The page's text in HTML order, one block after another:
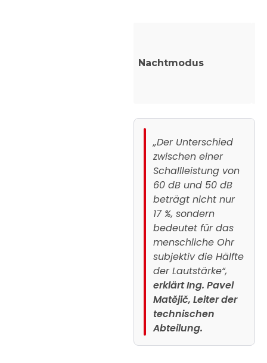
Nachtmodus
„Der Unterschied
zwischen einer
Schallleistung von
60 dB und 50 dB
beträgt nicht nur
17 %, sondern
bedeutet für das
menschliche Ohr
subjektiv die Hälfte
der Lautstärke“,
erklärt Ing. Pavel
Matějič, Leiter der
technischen
Abteilung.